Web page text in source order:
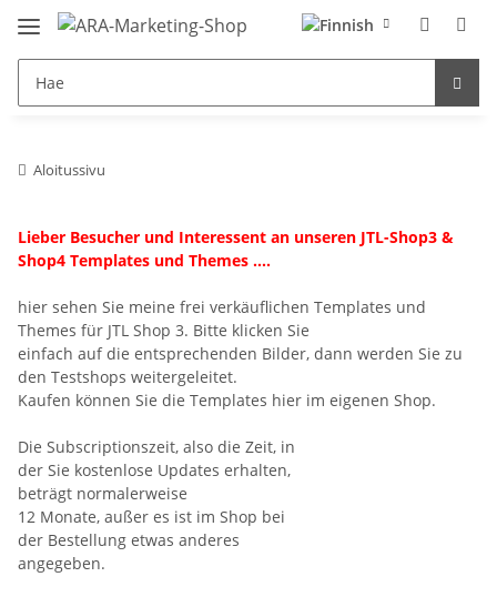
Aloitussivu
Lieber Besucher und Interessent an unseren JTL-Shop3 &
Shop4 Templates und Themes ....
hier sehen Sie meine frei verkäuflichen Templates und
Themes für JTL Shop 3. Bitte klicken Sie
einfach auf die entsprechenden Bilder, dann werden Sie zu
den Testshops weitergeleitet.
Kaufen können Sie die Templates hier im eigenen Shop.
Die Subscriptionszeit, also die Zeit, in
der Sie kostenlose Updates erhalten,
beträgt normalerweise
12 Monate, außer es ist im Shop bei
der Bestellung etwas anderes
angegeben.